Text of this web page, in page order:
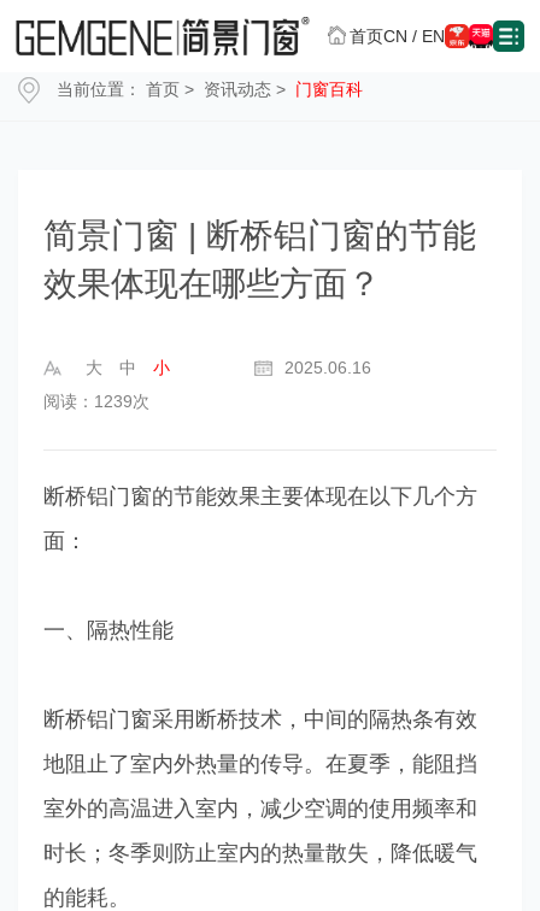
首页CN / EN
当前位置： 首页 > 资讯动态 > 门窗百科
简景门窗 | 断桥铝门窗的节能
效果体现在哪些方面？
大 中 小
2025.06.16
阅读：1239次
断桥铝门窗的节能效果主要体现在以下几个方
面：
一、隔热性能
断桥铝门窗采用断桥技术，中间的隔热条有效
地阻止了室内外热量的传导。在夏季，能阻挡
室外的高温进入室内，减少空调的使用频率和
时长；冬季则防止室内的热量散失，降低暖气
的能耗。